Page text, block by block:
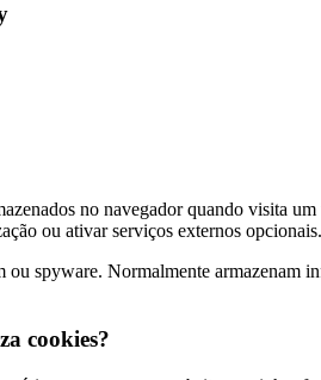
no navegador quando visita
ou ativar serviços externos opcionais.
spyware. Normalmente armazenam
cookies?